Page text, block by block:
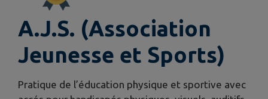
A.J.S. (Association
Jeunesse et Sports)
Pratique de l’éducation physique et sportive avec